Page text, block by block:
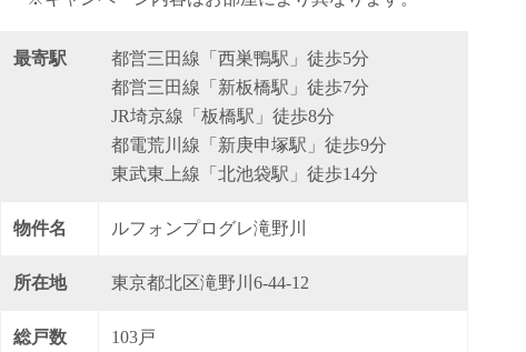
最寄駅
都営三田線「西巣鴨駅」徒歩5分
都営三田線「新板橋駅」徒歩7分
JR埼京線「板橋駅」徒歩8分
都電荒川線「新庚申塚駅」徒歩9分
東武東上線「北池袋駅」徒歩14分
物件名 ルフォンプログレ滝野川
所在地 東京都北区滝野川6-44-12
総戸数 103戸